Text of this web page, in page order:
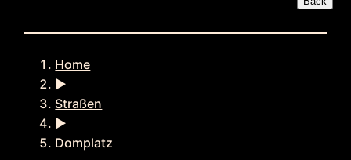
Home
►
Straßen
►
Domplatz